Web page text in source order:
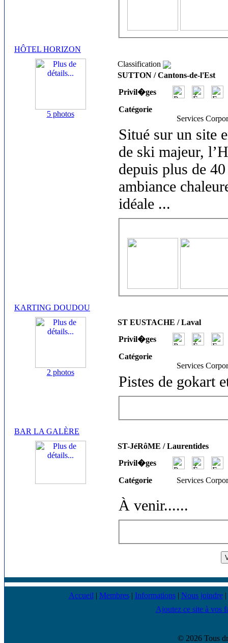
HÔTEL HORIZON
5 photos
Classification
SUTTON / Cantons-de-l'Est
Privil�ges
Catégorie
Services
Situé sur un site
de ski majeur,
depuis plus de
ambiance
idéale ...
KARTING DOUDOU
2 photos
ST EUSTACHE / Laval
Privil�ges
Catégorie
Services
Pistes de gokart
BAR LA GALÈRE
ST-JéRôME / Laurentides
Privil�ges
Catégorie
Services
À venir......
Accueil | Membres| Informations| Nous joindre|
Ajoutez ce site à vos
© 2026 Tous